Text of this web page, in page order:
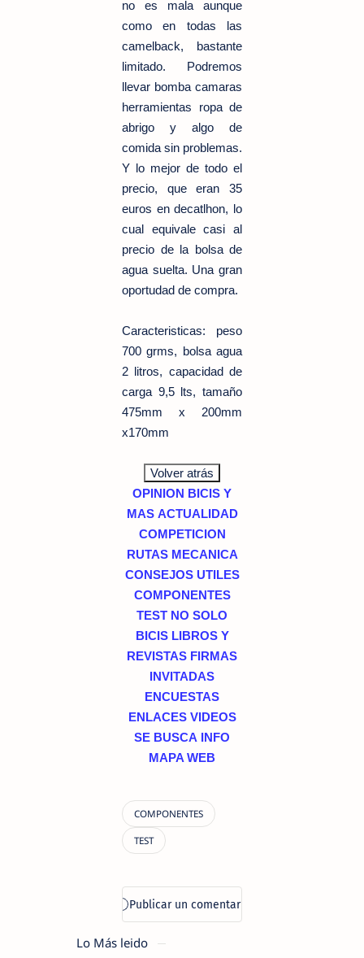
no es mala aunque
como en todas las
camelback, bastante
limitado. Podremos
llevar bomba camaras
herramientas ropa de
abrigo y algo de
comida sin problemas.
Y lo mejor de todo el
precio, que eran 35
euros en decatlhon, lo
cual equivale casi al
precio de la bolsa de
agua suelta. Una gran
oportudad de compra.
Caracteristicas: peso
700 grms, bolsa agua
2 litros, capacidad de
carga 9,5 lts, tamaño
475mm x 200mm
x170mm
OPINION BICIS Y
MAS ACTUALIDAD
COMPETICION
RUTAS MECANICA
CONSEJOS UTILES
COMPONENTES
TEST NO SOLO
BICIS LIBROS Y
REVISTAS FIRMAS
INVITADAS
ENCUESTAS
ENLACES VIDEOS
SE BUSCA INFO
MAPA WEB
Lo Más leido